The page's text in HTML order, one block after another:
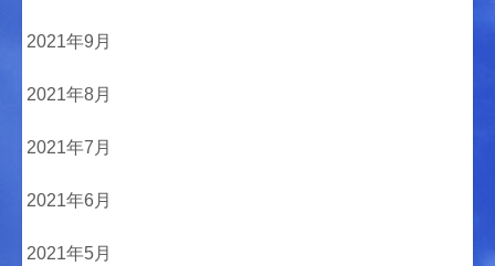
2021年9月
2021年8月
2021年7月
2021年6月
2021年5月